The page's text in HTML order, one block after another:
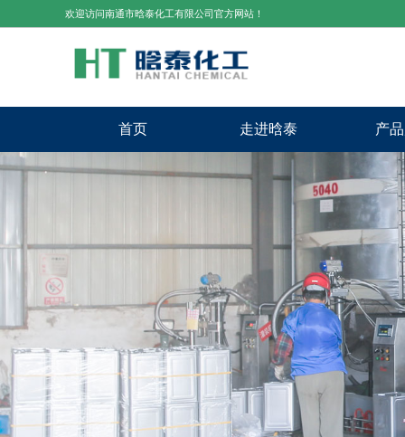
欢迎访问南通市晗泰化工有限公司官方网站！
首页 走进晗泰 产